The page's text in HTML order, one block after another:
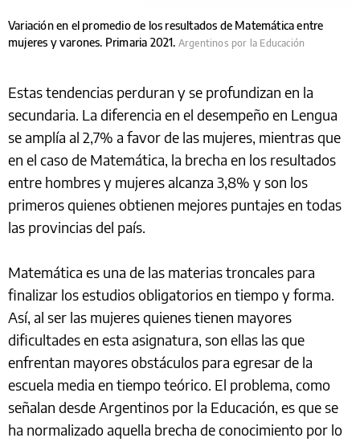
Variación en el promedio de los resultados de Matemática entre
mujeres y varones. Primaria 2021. Argentinos por la Educación
Estas tendencias perduran y se profundizan en la
secundaria. La diferencia en el desempeño en Lengua
se amplía al 2,7% a favor de las mujeres, mientras que
en el caso de Matemática, la brecha en los resultados
entre hombres y mujeres alcanza 3,8% y son los
primeros quienes obtienen mejores puntajes en todas
las provincias del país.
Matemática es una de las materias troncales para
finalizar los estudios obligatorios en tiempo y forma.
Así, al ser las mujeres quienes tienen mayores
dificultades en esta asignatura, son ellas las que
enfrentan mayores obstáculos para egresar de la
escuela media en tiempo teórico. El problema, como
señalan desde Argentinos por la Educación, es que se
ha normalizado aquella brecha de conocimiento por lo